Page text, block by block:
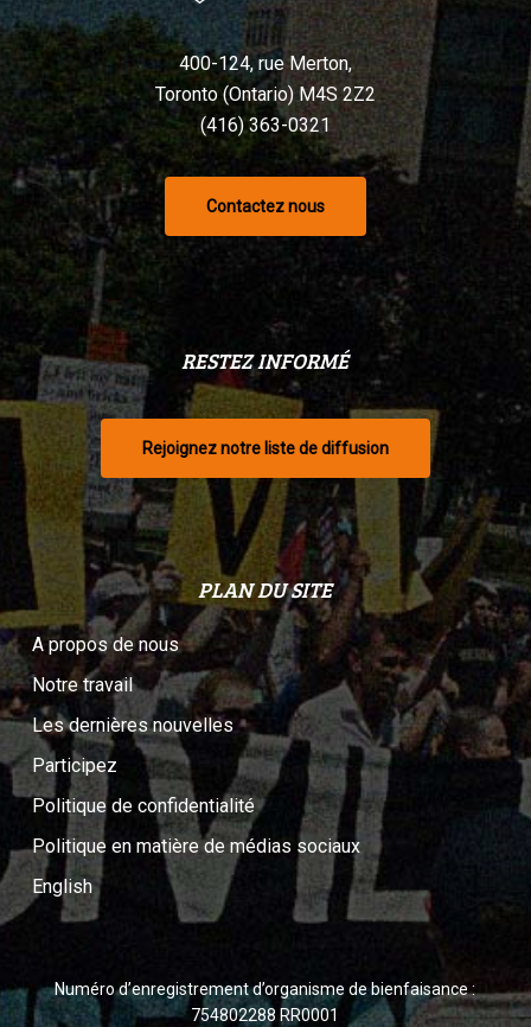
400-124, rue Merton,
Toronto (Ontario) M4S 2Z2
(416) 363-0321
Contactez nous
RESTEZ INFORMÉ
Rejoignez notre liste de diffusion
PLAN DU SITE
A propos de nous
Notre travail
Les dernières nouvelles
Participez
Politique de confidentialité
Politique en matière de médias sociaux
English
Numéro d’enregistrement d’organisme de bienfaisance :
754802288 RR0001